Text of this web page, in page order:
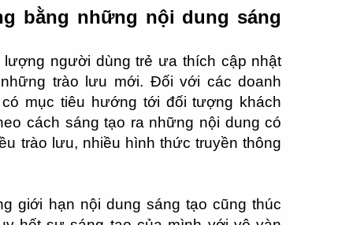
bằng những nội dung sáng
lượng người dùng trẻ ưa thích cập nhật
trào lưu mới. Đối với các doanh
mục tiêu hướng tới đối tượng khách
cách sáng tạo ra những nội dung có
trào lưu, nhiều hình thức truyền thông
giới hạn nội dung sáng tạo cũng thúc